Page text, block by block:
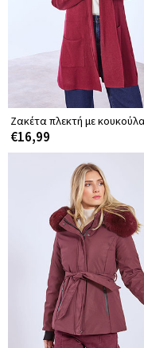
Ζακέτα πλεκτή με
€16,99